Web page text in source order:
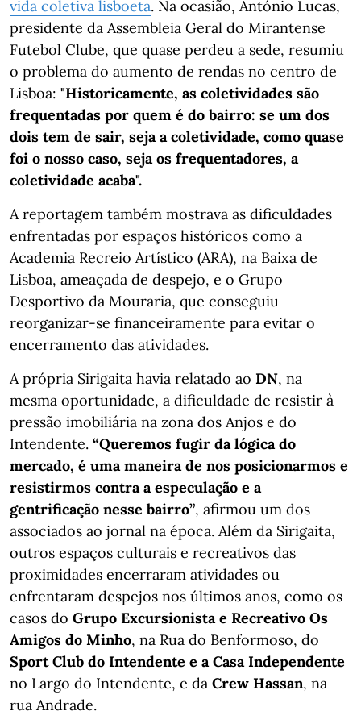
vida coletiva lisboeta. Na ocasião, António Lucas,
presidente da Assembleia Geral do Mirantense
Futebol Clube, que quase perdeu a sede, resumiu
o problema do aumento de rendas no centro de
Lisboa: "Historicamente, as coletividades são
frequentadas por quem é do bairro: se um dos
dois tem de sair, seja a coletividade, como quase
foi o nosso caso, seja os frequentadores, a
coletividade acaba".
A reportagem também mostrava as dificuldades
enfrentadas por espaços históricos como a
Academia Recreio Artístico (ARA), na Baixa de
Lisboa, ameaçada de despejo, e o Grupo
Desportivo da Mouraria, que conseguiu
reorganizar-se financeiramente para evitar o
encerramento das atividades.
A própria Sirigaita havia relatado ao DN, na
mesma oportunidade, a dificuldade de resistir à
pressão imobiliária na zona dos Anjos e do
Intendente. “Queremos fugir da lógica do
mercado, é uma maneira de nos posicionarmos e
resistirmos contra a especulação e a
gentrificação nesse bairro”, afirmou um dos
associados ao jornal na época. Além da Sirigaita,
outros espaços culturais e recreativos das
proximidades encerraram atividades ou
enfrentaram despejos nos últimos anos, como os
casos do Grupo Excursionista e Recreativo Os
Amigos do Minho, na Rua do Benformoso, do
Sport Club do Intendente e a Casa Independente
no Largo do Intendente, e da Crew Hassan, na
rua Andrade.